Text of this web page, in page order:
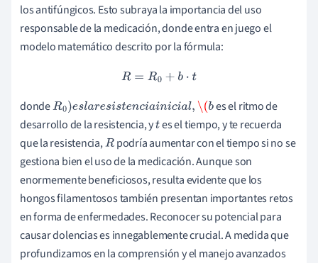
los antifúngicos. Esto subraya la importancia del uso
responsable de la medicación, donde entra en juego el
modelo matemático descrito por la fórmula:
R =R0+b⋅ t
dondeR0)eslaresistenciainicial,\(b
es el ritmo de
desarrollo de la resistencia, ytes el tiempo, y te recuerda
que la resistencia,R podría aumentar con el tiempo si no se
gestiona bien el uso de la medicación. Aunque son
enormemente beneficiosos, resulta evidente que los
hongos filamentosos también presentan importantes retos
en forma de enfermedades. Reconocer su potencial para
causar dolencias es innegablemente crucial. A medida que
profundizamos en la comprensión y el manejo avanzados